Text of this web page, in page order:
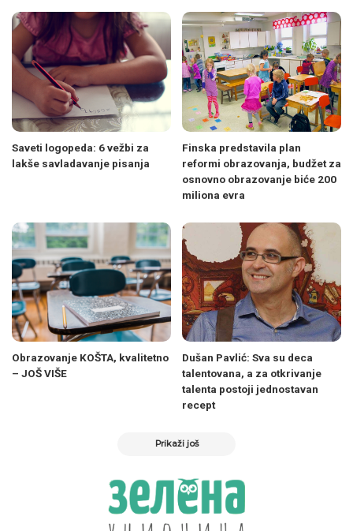
Saveti logopeda: 6 vežbi za
lakše savladavanje pisanja
Finska predstavila plan
reformi obrazovanja, budžet za
osnovno obrazovanje biće 200
miliona evra
Obrazovanje KOŠTA, kvalitetno
– JOŠ VIŠE
Dušan Pavlić: Sva su deca
talentovana, a za otkrivanje
talenta postoji jednostavan
recept
Prikaži još